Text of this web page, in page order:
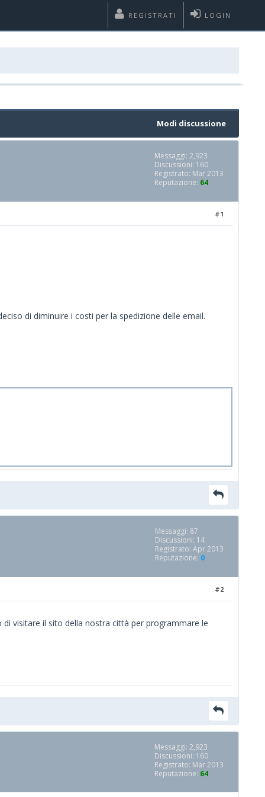
LOGIN
REGISTRATI
Modi discussione
Messaggi: 2,923
Discussioni: 160
Registrato: Mar 2013
Reputazione: 64
#1
di diminuire i costi per la spedizione delle email.
Messaggi: 87
Discussioni: 14
Registrato: Apr 2013
Reputazione: 0
#2
visitare il sito della nostra città per programmare le
Messaggi: 2,923
Discussioni: 160
Registrato: Mar 2013
Reputazione: 64